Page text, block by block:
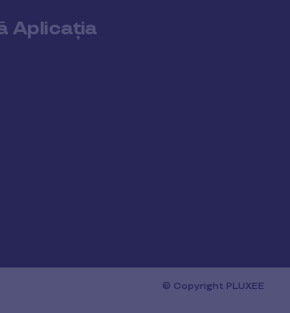
Aplicația
© Copyright PLUXEE